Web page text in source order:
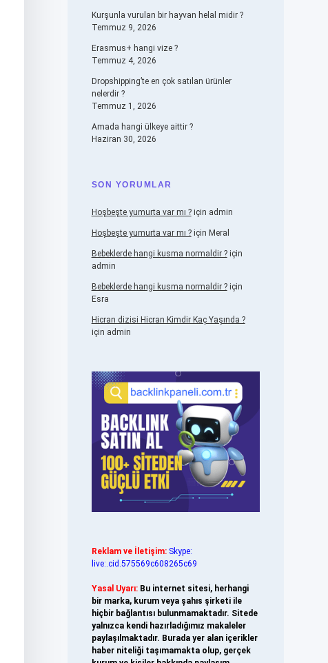
Kurşunla vurulan bir hayvan helal midir ?
Temmuz 9, 2026
Erasmus+ hangi vize ?
Temmuz 4, 2026
Dropshipping’te en çok satılan ürünler
nelerdir ?
Temmuz 1, 2026
Amada hangi ülkeye aittir ?
Haziran 30, 2026
SON YORUMLAR
Hoşbeşte yumurta var mı ?için admin
Hoşbeşte yumurta var mı ?için Meral
Bebeklerde hangi kusma normaldir ?için
admin
Bebeklerde hangi kusma normaldir ?için
Esra
Hicran dizisi Hicran Kimdir Kaç Yaşında ?
için admin
Reklam ve İletişim: Skype:
live:.cid.575569c608265c69
Yasal Uyarı: Bu internet sitesi, herhangi
bir marka, kurum veya şahıs şirketi ile
hiçbir bağlantısı bulunmamaktadır. Sitede
yalnızca kendi hazırladığımız makaleler
paylaşılmaktadır. Burada yer alan içerikler
haber niteliği taşımamakta olup, gerçek